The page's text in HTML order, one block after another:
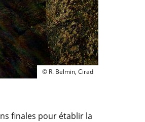
© R. Belmin, Cirad
© R. Belmin, Cirad
finales pour établir la